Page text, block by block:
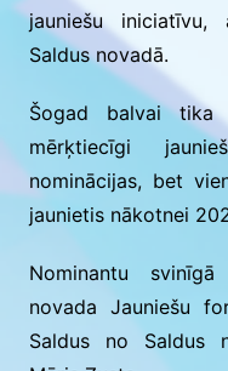
jauniešu iniciatīvu,
Saldus novadā.
Šogad balvai tika
mērķtiecīgi
nominācijas, bet
jaunietis nākotnei
Nominantu
novada Jauniešu
Saldus no Saldus